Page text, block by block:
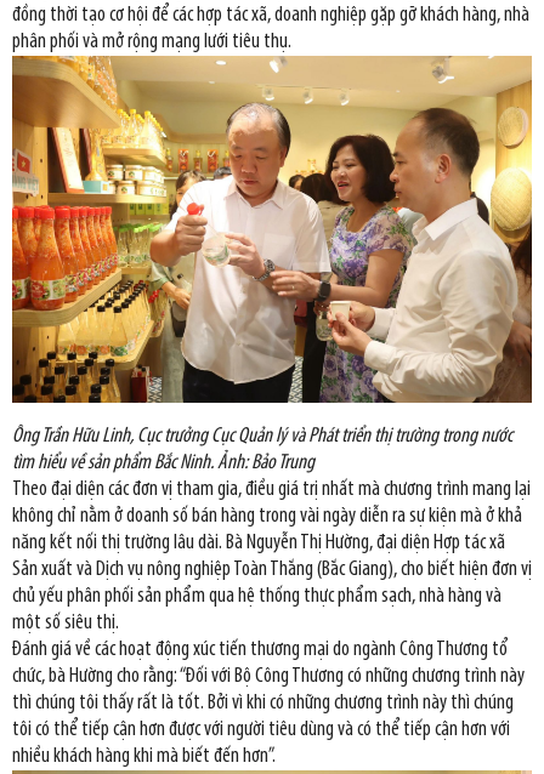
đồng thời tạo cơ hội để các hợp tác xã, doanh nghiệp gặp gỡ khách hàng, nhà
phân phối và mở rộng mạng lưới tiêu thụ.
Ông Trần Hữu Linh, Cục trưởng Cục Quản lý và Phát triển thị trường trong nước
tìm hiểu về sản phẩm Bắc Ninh. Ảnh: Bảo Trung
Theo đại diện các đơn vị tham gia, điều giá trị nhất mà chương trình mang lại
không chỉ nằm ở doanh số bán hàng trong vài ngày diễn ra sự kiện mà ở khả
năng kết nối thị trường lâu dài. Bà Nguyễn Thị Hường, đại diện Hợp tác xã
Sản xuất và Dịch vụ nông nghiệp Toàn Thắng (Bắc Giang), cho biết hiện đơn vị
chủ yếu phân phối sản phẩm qua hệ thống thực phẩm sạch, nhà hàng và
một số siêu thị.
Đánh giá về các hoạt động xúc tiến thương mại do ngành Công Thương tổ
chức, bà Hường cho rằng: “Đối với Bộ Công Thương có những chương trình này
thì chúng tôi thấy rất là tốt. Bởi vì khi có những chương trình này thì chúng
tôi có thể tiếp cận hơn được với người tiêu dùng và có thể tiếp cận hơn với
nhiều khách hàng khi mà biết đến hơn”.